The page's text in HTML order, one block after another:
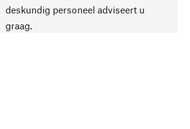
deskundig personeel adviseert u
graag.